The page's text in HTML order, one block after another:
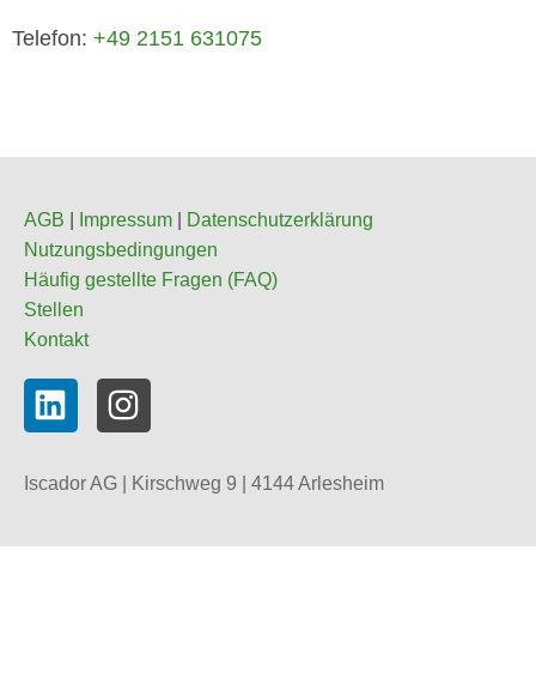
Telefon: +49 2151 631075
AGB Impressum
Datenschutzerklärung
Nutzungsbedingungen
Häufig gestellte Fragen (FAQ)
Stellen
Kontakt
Iscador AG | Kirschweg 9 | 4144 Arlesheim